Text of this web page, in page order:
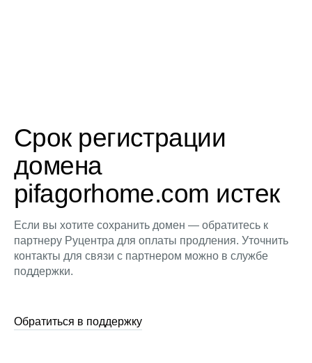
Срок регистрации
домена
pifagorhome.com истек
Если вы хотите сохранить домен — обратитесь к
партнеру Руцентра для оплаты продления. Уточнить
контакты для связи с партнером можно в службе
поддержки.
Обратиться в поддержку